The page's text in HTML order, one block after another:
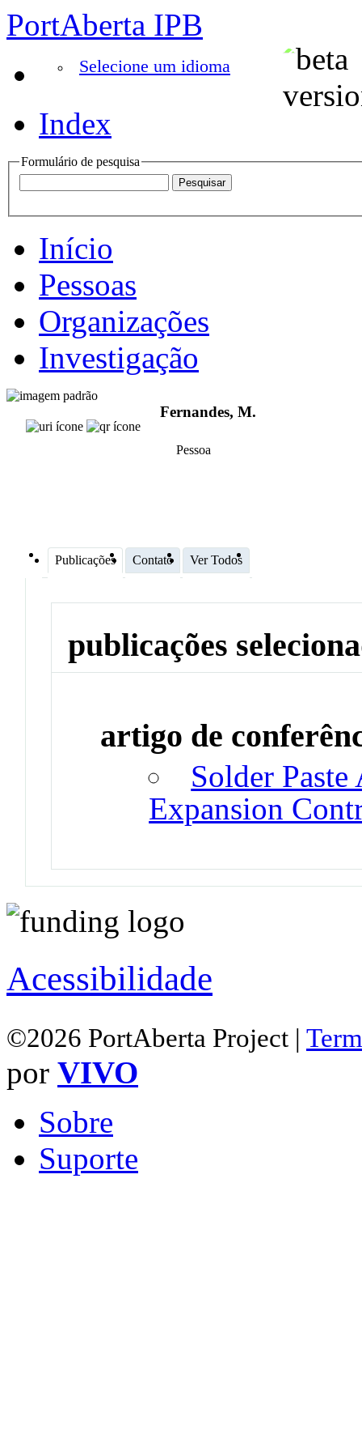
PortAberta IPB
Selecione um idioma
Index
Formulário de pesquisa
Início
Pessoas
Organizações
Investigação
Fernandes, M.
Pessoa
Publicações Contato Ver Todos
publicações
artigo de
Solder
Expansion
Acessibilidade
©2026 PortAberta Project |
por VIVO
Sobre
Suporte